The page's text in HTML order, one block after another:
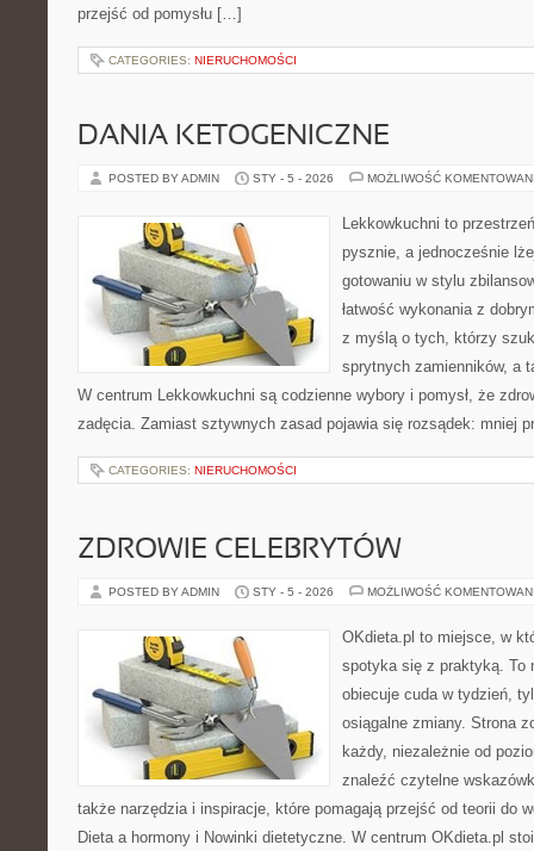
przejść od pomysłu […]
CATEGORIES: NIERUCHOMOŚCI
DANIA KETOGENICZNE
POSTED BY ADMIN STY - 5 - 2026 MOŻLIWOŚĆ
Lekkowkuchni to
pysznie, a jednocześnie
gotowaniu w stylu
łatwość wykonania z
z myślą o tych, którzy
sprytnych zamienników, a
W centrum Lekkowkuchni są codzienne wybory i pomysł, że
zadęcia. Zamiast sztywnych zasad pojawia się rozsądek: mniej
CATEGORIES: NIERUCHOMOŚCI
ZDROWIE CELEBRYTÓW
POSTED BY ADMIN STY - 5 - 2026 MOŻLIWOŚĆ
OKdieta.pl to miejsce, w
spotyka się z praktyką. To
obiecuje cuda w tydzień,
osiągalne zmiany. Strona
każdy, niezależnie od
znaleźć czytelne
także narzędzia i inspiracje, które pomagają przejść od teorii do
Dieta a hormony i Nowinki dietetyczne. W centrum OKdieta.pl